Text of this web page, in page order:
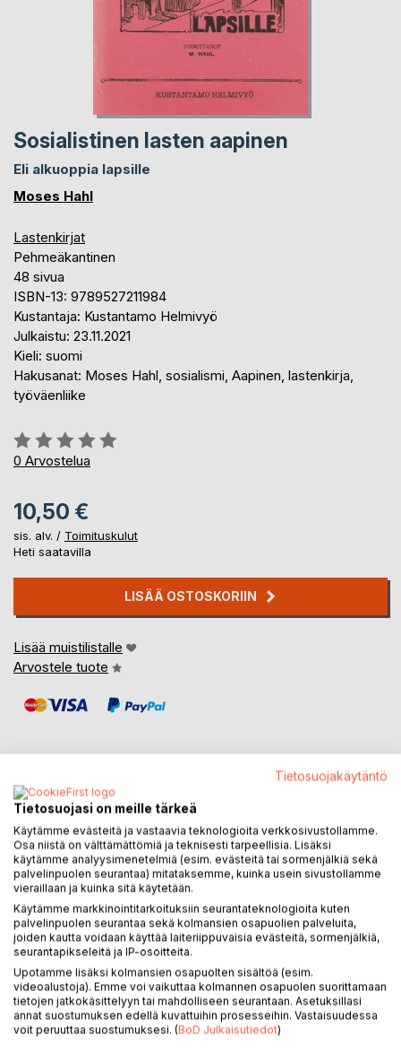
Sosialistinen lasten aapinen
Eli alkuoppia lapsille
Moses Hahl
Lastenkirjat
Pehmeäkantinen
48 sivua
ISBN-13: 9789527211984
Kustantaja: Kustantamo Helmivyö
Julkaistu: 23.11.2021
Kieli: suomi
Hakusanat: Moses Hahl, sosialismi, Aapinen, lastenkirja,
työväenliike
Arvostelu::
0%
0 Arvostelua
10,50 €
sis. alv. / Toimituskulut
Heti saatavilla
LISÄÄ OSTOSKORIIN
Lisää muistilistalle
Arvostele tuote
KUVAUS
Sosialistinen lasten aapinen eli Alkuoppia lapsille ilmestyi
alun perin Kanadan Ontariossa vuonna 1906. Suomessa
teos julkaistiin neljä vuotta myöhemmin. Kirjasen tekijä oli
Moses Hahl (1879-1928), amerikansuomalainen
työväenliikkeeseen kuulunut toimittaja ja kirjailija.
Sosialistisessa lasten aapisessa näkyvät hyvin Hahlin
pappisvastaisuus sekä ankara hyväosaisten arvostelu.
Sosialistinen lasten aapinen ilmestyi vuonna 1977
Sosialidemokraattisen nuorison keskusliiton julkaisemana
Tietosuojakäytäntö
Tietosuojasi on meille tärkeä
Käytämme evästeitä ja vastaavia teknologioita verkkosivustollamme.
Osa niistä on välttämättömiä ja teknisesti tarpeellisia. Lisäksi
käytämme analyysimenetelmiä (esim. evästeitä tai sormenjälkiä sekä
palvelinpuolen seurantaa) mitataksemme, kuinka usein sivustollamme
vieraillaan ja kuinka sitä käytetään.
Käytämme markkinointitarkoituksiin seurantateknologioita kuten
palvelinpuolen seurantaa sekä kolmansien osapuolien palveluita,
joiden kautta voidaan käyttää laiteriippuvaisia evästeitä, sormenjälkiä,
seurantapikseleitä ja IP-osoitteita.
Upotamme lisäksi kolmansien osapuolten sisältöä (esim.
videoalustoja). Emme voi vaikuttaa kolmannen osapuolen suorittamaan
tietojen jatkokäsittelyyn tai mahdolliseen seurantaan. Asetuksillasi
annat suostumuksen edellä kuvattuihin prosesseihin. Vastaisuudessa
voit peruuttaa suostumuksesi. (BoD Julkaisutiedot)